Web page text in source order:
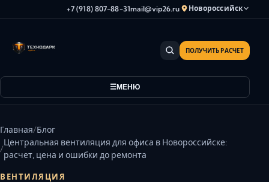
+7 (918) 807-88-31mail@vip26.ru Новороссийск
Анапа
Волгодонск
МЕНЮ
ПОЛУЧИТЬ РАСЧЕТ
Главная Блог
Центральная вентиляция для офиса в Новороссийске:
расчет, цена и ошибки до ремонта
ВЕНТИЛЯЦИЯ